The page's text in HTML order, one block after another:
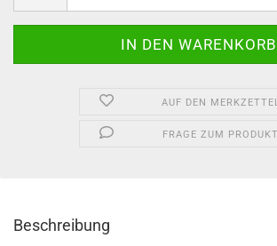
AUF DEN
FRAGE ZUM PRODUKT
Beschreibung